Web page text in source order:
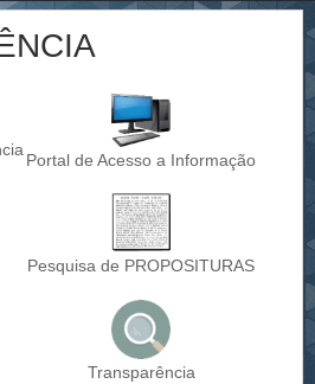
Portal de Acesso a Informação
Pesquisa de PROPOSITURAS
Transparência